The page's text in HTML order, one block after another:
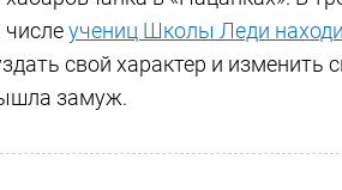
числеучениц Школы Леди
свой характер и изменить
замуж.